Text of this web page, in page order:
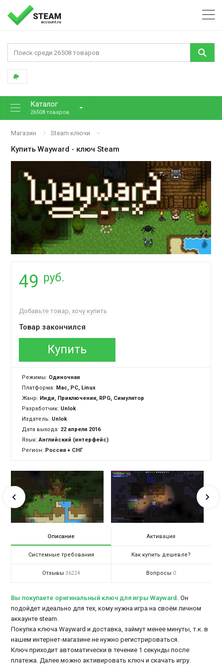
Каталог
26508 товаров
Магазин Steam ключи
КупитьWayward - ключ Steam
49 руб.
Добавьте товар, хочу купить
Товар закончился
Купить
Режимы: Одиночная
Платформа: Mac, PC, Linux
Жанр: Инди, Приключения, RPG, Симулятор
Разработчик: Unlok
Издатель: Unlok
Дата выхода: 22 апреля 2016
Язык:Английский (интерфейс)
Регион: Россия + СНГ
Описание Активация
Системные требования Как купить дешевле?
Отзывы 36224 Вопросы 0
Вы покупаете оригинальный ключ для игры Wayward . Он
подойдет идеально для тех, кому нужна игра на своём личном
аккаунте steam.
Покупка ключа Wayward и доставка, займут менее минуты, т.к. в
нашем интернет-магазине не нужно регистрироваться.
Ключ приходит автоматически в течение 1 секунды после
платежа. Далее можно активировать ключ и скачать игру.